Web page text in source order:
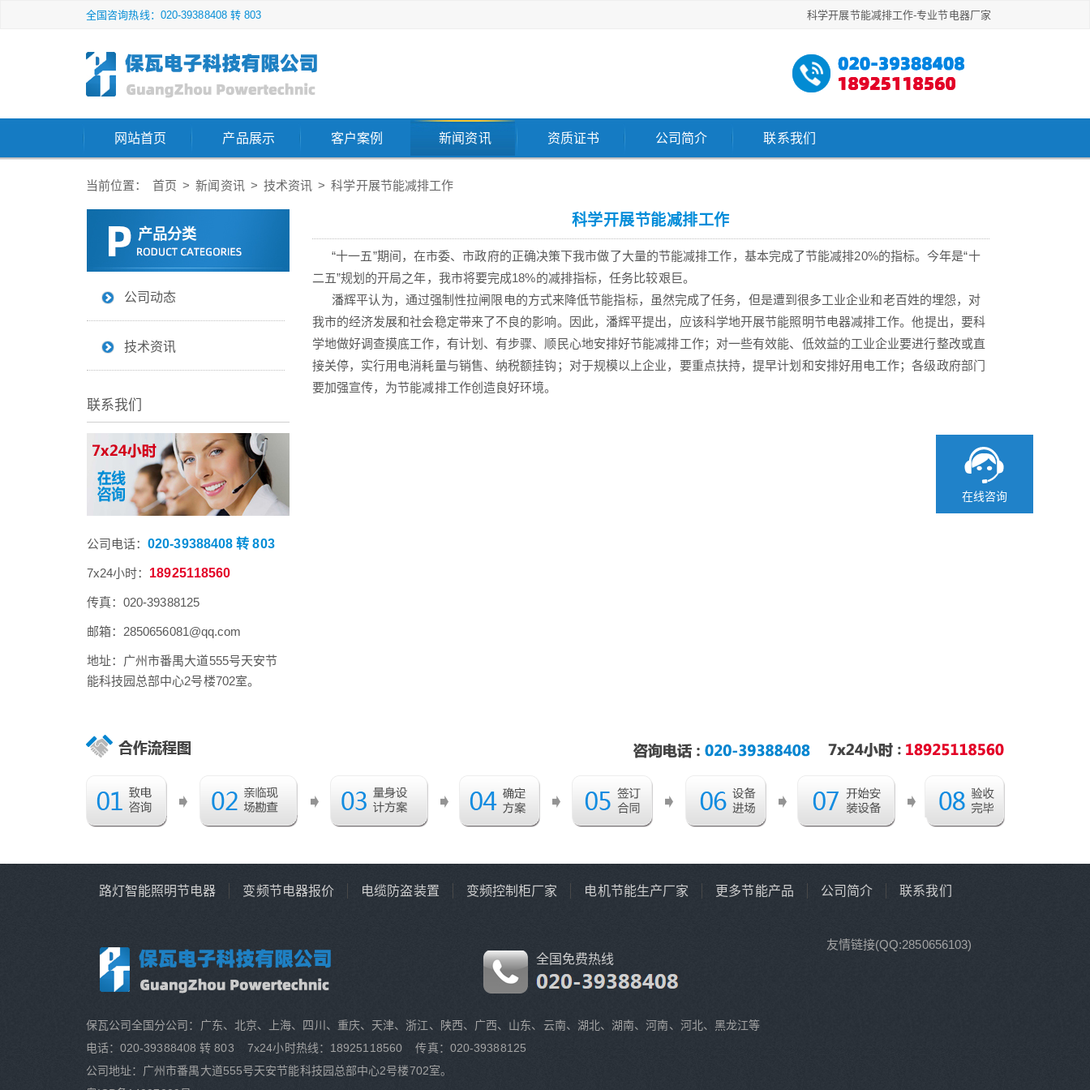
科学开展节能减排工作-专业节电器厂家
全国咨询热线：020-39388408 转 803
网站首页 产品展示 客户案例 新闻资讯 资质证书 公司简介 联系我们
当前位置： 首页 > 新闻资讯 > 技术资讯 > 科学开展节能减排工作
科学开展节能减排工作
“十一五”期间，在市委、市政府的正确决策下我市做了大量的节能减排工作，基本完成了节能减排20%的指标。今年是“十
二五”规划的开局之年，我市将要完成18%的减排指标，任务比较艰巨。
潘辉平认为，通过强制性拉闸限电的方式来降低节能指标，虽然完成了任务，但是遭到很多工业企业和老百姓的埋怨，对
我市的经济发展和社会稳定带来了不良的影响。因此，潘辉平提出，应该科学地开展节能照明节电器减排工作。他提出，要科
学地做好调查摸底工作，有计划、有步骤、顺民心地安排好节能减排工作；对一些有效能、低效益的工业企业要进行整改或直
接关停，实行用电消耗量与销售、纳税额挂钩；对于规模以上企业，要重点扶持，提早计划和安排好用电工作；各级政府部门
要加强宣传，为节能减排工作创造良好环境。
产品分类
公司动态
技术资讯
联系我们
公司电话： 020-39388408 转 803
7x24小时： 18925118560
传真：020-39388125
邮箱：2850656081@qq.com
地址：广州市番禺大道555号天安节
能科技园总部中心2号楼702室。
路灯智能照明节电器 变频节电器报价 电缆防盗装置 变频控制柜厂家 电机节能生产厂家 更多节能产品 公司简介 联系我们
全国免费热线
友情链接(QQ:2850656103)
保瓦公司全国分公司：广东、北京、上海、四川、重庆、天津、浙江、陕西、广西、山东、云南、湖北、湖南、河南、河北、黑龙江等
电话：020-39388408 转 803 7x24小时热线：18925118560 传真：020-39388125
公司地址：广州市番禺大道555号天安节能科技园总部中心2号楼702室。
在线咨询